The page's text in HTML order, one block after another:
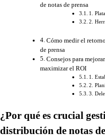
de notas de prensa
1.
2.
Cómo medir el
de prensa
Consejos para
maximizar el ROI
1.
2.
3.
¿Por qué es crucial
distribución de notas